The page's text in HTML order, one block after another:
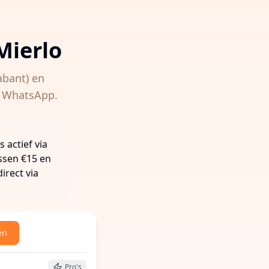
en
actief via
€15 en
via
buurt te vinden
Pro's